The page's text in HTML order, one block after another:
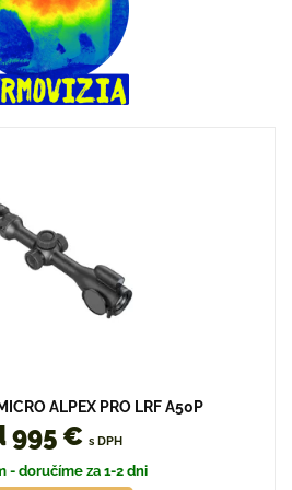
ALPEX PRO LRF A50P
995 € s DPH
- doručíme za 1-2 dni